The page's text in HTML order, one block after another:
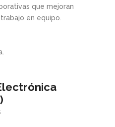
que mejoran
en equipo.